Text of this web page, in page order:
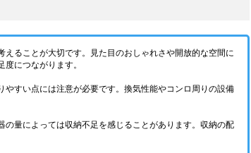
ることが大切です。見た目のおしゃれさや開放的な空間に
につながります。
すい点には注意が必要です。換気性能やコンロ周りの設備
量によっては収納不足を感じることがあります。収納の配